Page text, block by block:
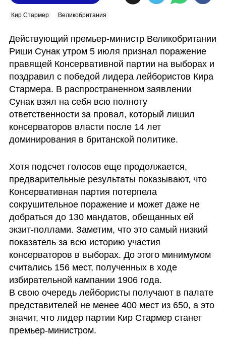
Кир Стармер Великобритания
Действующий премьер-министр Великобритании
Риши Сунак утром 5 июля признал поражение
правящей Консервативной партии на выборах и
поздравил с победой лидера лейбористов Кира
Стармера. В распространенном заявлении
Сунак взял на себя всю полноту
ответственности за провал, который лишил
консерваторов власти после 14 лет
доминирования в британской политике.
Хотя подсчет голосов еще продолжается,
предварительные результаты показывают, что
Консервативная партия потерпела
сокрушительное поражение и может даже не
добраться до 130 мандатов, обещанных ей
экзит-поллами. Заметим, что это самый низкий
показатель за всю историю участия
консерваторов в выборах. До этого минимумом
считались 156 мест, полученных в ходе
избирательной кампании 1906 года.
В свою очередь лейбористы получают в палате
представителей не менее 400 мест из 650, а это
значит, что лидер партии Кир Стармер станет
премьер-министром.